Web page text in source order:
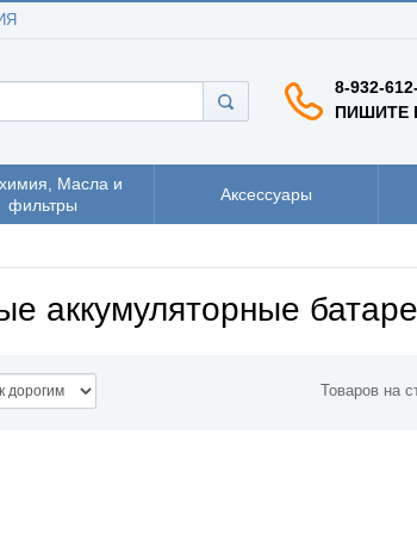
8-932-
ПИШИТЕ
Масла и
фильтры
Аксессуары
аккумуляторные
Товаров на